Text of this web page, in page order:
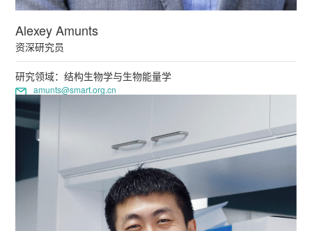
Alexey Amunts
资深研究员
研究领域：结构生物学与生物能量学
amunts@smart.org.cn